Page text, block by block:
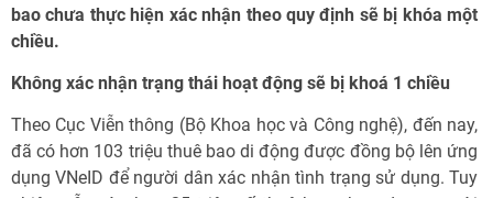
bao chưa thực hiện xác nhận theo quy định sẽ bị khóa một
chiều.
Không xác nhận trạng thái hoạt động sẽ bị khoá 1 chiều
Theo Cục Viễn thông (Bộ Khoa học và Công nghệ), đến nay,
đã có hơn 103 triệu thuê bao di động được đồng bộ lên ứng
dụng VNeID để người dân xác nhận tình trạng sử dụng. Tuy